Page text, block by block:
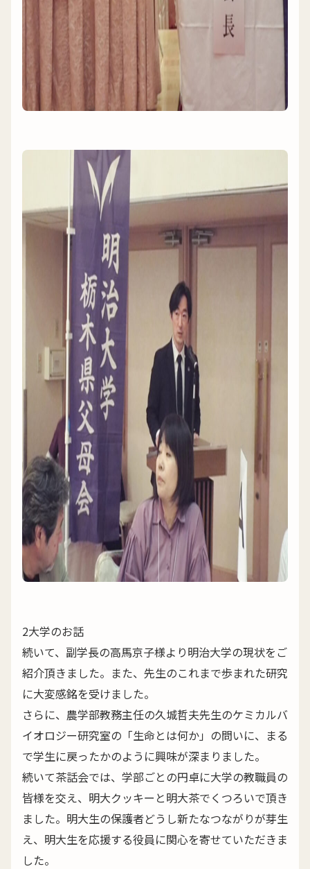
2大学のお話
続いて、副学長の高馬京子様より明治大学の現状をご
紹介頂きました。また、先生のこれまで歩まれた研究
に大変感銘を受けました。
さらに、農学部教務主任の久城哲夫先生のケミカルバ
イオロジー研究室の「生命とは何か」の問いに、まる
で学生に戻ったかのように興味が深まりました。
続いて茶話会では、学部ごとの円卓に大学の教職員の
皆様を交え、明大クッキーと明大茶でくつろいで頂き
ました。明大生の保護者どうし新たなつながりが芽生
え、明大生を応援する役員に関心を寄せていただきま
した。